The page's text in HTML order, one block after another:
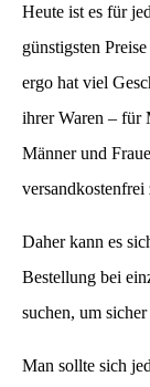
Heute ist es für
günstigsten
ergo hat viel
ihrer Waren – für
Männer und
versandkostenfrei
Daher kann es
Bestellung bei
suchen, um
Man sollte sich